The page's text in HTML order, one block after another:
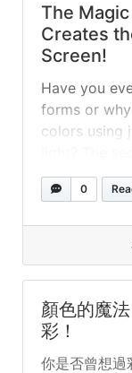
The
Creates
Screen!
Have you
forms or
colors using
ideas:
light. Let’s
Colors:
0
顏色的魔
彩！
你是否曾想過